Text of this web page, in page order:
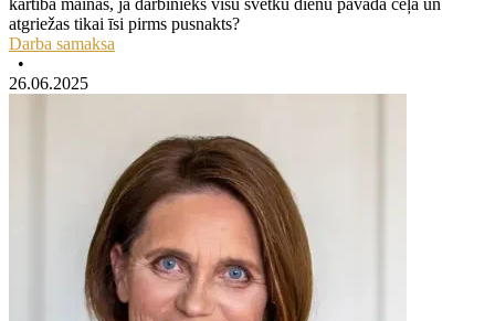
kārtība mainās, ja darbinieks visu svētku dienu pavada ceļā un
atgriežas tikai īsi pirms pusnakts?
Darba samaksa
•
26.06.2025